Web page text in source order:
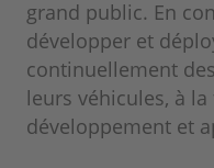
grand public. En
développer et
continuellement
leurs véhicules, à
développement et